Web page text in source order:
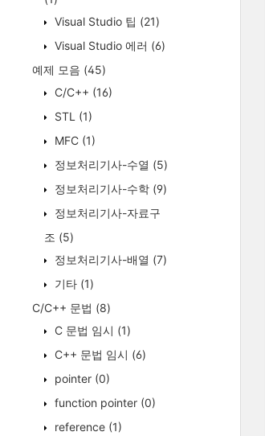
Visual Studio 팁 (21)
Visual Studio 에러 (6)
예제 모음 (45)
C/C++ (16)
STL (1)
MFC (1)
정보처리기사-수열 (5)
정보처리기사-수학 (9)
정보처리기사-자료구
조 (5)
정보처리기사-배열 (7)
기타 (1)
C/C++ 문법 (8)
C 문법 임시 (1)
C++ 문법 임시 (6)
pointer (0)
function pointer (0)
reference (1)